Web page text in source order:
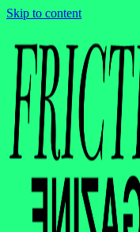
Skip to content